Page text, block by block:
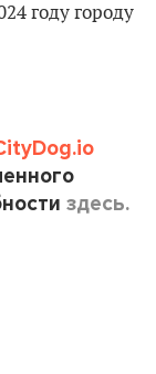
году городу
здесь.